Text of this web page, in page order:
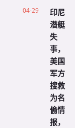
04-29
印尼
潜艇
失
事，
美国
军方
搜救
为名
偷情
报，